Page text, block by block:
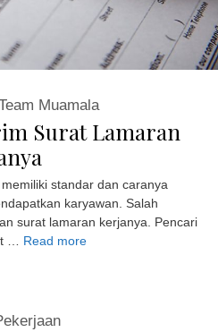
Surat Lamaran
Muamala
standar dan caranya
karyawan. Salah
surat lamaran kerjanya. Pencari
…
Read more